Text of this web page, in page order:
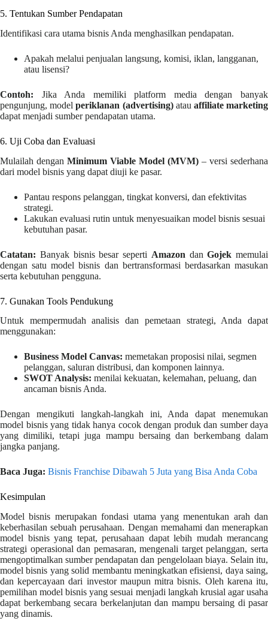
5. Tentukan Sumber Pendapatan
Identifikasi cara utama bisnis Anda menghasilkan pendapatan.
Apakah melalui penjualan langsung, komisi, iklan, langganan,
atau lisensi?
Contoh: Jika Anda memiliki platform media dengan banyak
pengunjung, modelperiklanan (advertising)atau affiliate marketing
dapat menjadi sumber pendapatan utama.
6. Uji Coba dan Evaluasi
Mulailah dengan Minimum Viable Model (MVM) – versi sederhana
dari model bisnis yang dapat diuji ke pasar.
Pantau respons pelanggan, tingkat konversi, dan efektivitas
strategi.
Lakukan evaluasi rutin untuk menyesuaikan model bisnis sesuai
kebutuhan pasar.
Catatan: Banyak bisnis besar seperti Amazon danGojek memulai
dengan satu model bisnis dan bertransformasi berdasarkan masukan
serta kebutuhan pengguna.
7. Gunakan Tools Pendukung
Untuk mempermudah analisis dan pemetaan strategi, Anda dapat
menggunakan:
Business Model Canvas: memetakan proposisi nilai, segmen
pelanggan, saluran distribusi, dan komponen lainnya.
SWOT Analysis: menilai kekuatan, kelemahan, peluang, dan
ancaman bisnis Anda.
Dengan mengikuti langkah-langkah ini, Anda dapat menemukan
model bisnis yang tidak hanya cocok dengan produk dan sumber daya
yang dimiliki, tetapi juga mampu bersaing dan berkembang dalam
jangka panjang.
Baca Juga: Bisnis Franchise Dibawah 5 Juta yang Bisa Anda Coba
Kesimpulan
Model bisnis merupakan fondasi utama yang menentukan arah dan
keberhasilan sebuah perusahaan. Dengan memahami dan menerapkan
model bisnis yang tepat, perusahaan dapat lebih mudah merancang
strategi operasional dan pemasaran, mengenali target pelanggan, serta
mengoptimalkan sumber pendapatan dan pengelolaan biaya. Selain itu,
model bisnis yang solid membantu meningkatkan efisiensi, daya saing,
dan kepercayaan dari investor maupun mitra bisnis. Oleh karena itu,
pemilihan model bisnis yang sesuai menjadi langkah krusial agar usaha
dapat berkembang secara berkelanjutan dan mampu bersaing di pasar
yang dinamis.